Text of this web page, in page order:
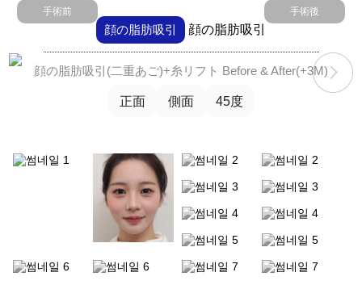
フィラー
ボトックス
消滅フィット
幹細胞
フレッシュホンドクター
手術前 手術後
顔の脂肪吸引 顔の脂肪吸引
顔の脂肪吸引(二重あご)+糸リフト Before & After(+3M)
正面 側面 45度